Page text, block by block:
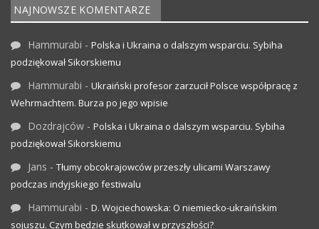
NAJNOWSZE KOMENTARZE
Hammurabi - Polska i Ukraina o dalszym wsparciu. Sybiha
podziękował Sikorskiemu
Hammurabi - Ukraiński profesor zarzucił Polsce współpracę z
Wehrmachtem. Burza po jego wpisie
Dozdrajców - Polska i Ukraina o dalszym wsparciu. Sybiha
podziękował Sikorskiemu
Jans - Tłumy obcokrajowców przeszły ulicami Warszawy
podczas indyjskiego festiwalu
Hammurabi - D. Wojciechowska: O niemiecko-ukraińskim
sojuszu. Czym będzie skutkował w przyszłości?